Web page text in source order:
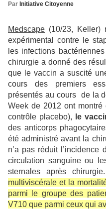
Par Initiative Citoyenne
Medscape (10/23, Keller)
expérimental contre le
les infections
chirurgie a donné des
que le vaccin a suscité
cours des premiers
présentés au cours de la
Week de 2012 ont
contrôle placebo),
le
des anticorps
été administré avant la
n’a pas réduit l’incidence
circulation sanguine ou
sternales après
multiviscérale et la
parmi le groupe des
V710 que parmi ceux qui